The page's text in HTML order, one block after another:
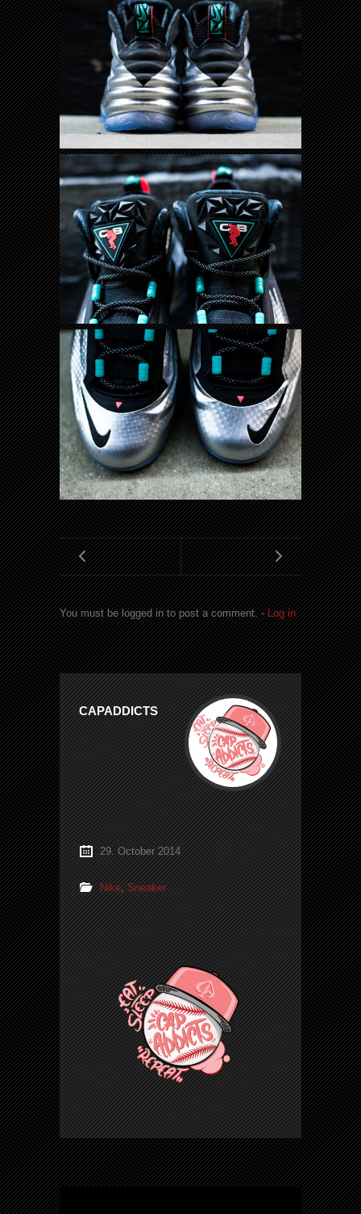
You must be logged in to post a comment. -Log in
CAPADDICTS
29. October 2014
Nike,Sneaker